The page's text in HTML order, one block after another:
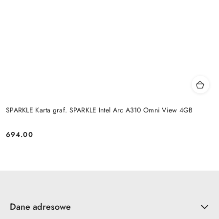
SPARKLE Karta graf. SPARKLE Intel Arc A310 Omni View 4GB
Cena:
694.00
Dane adresowe